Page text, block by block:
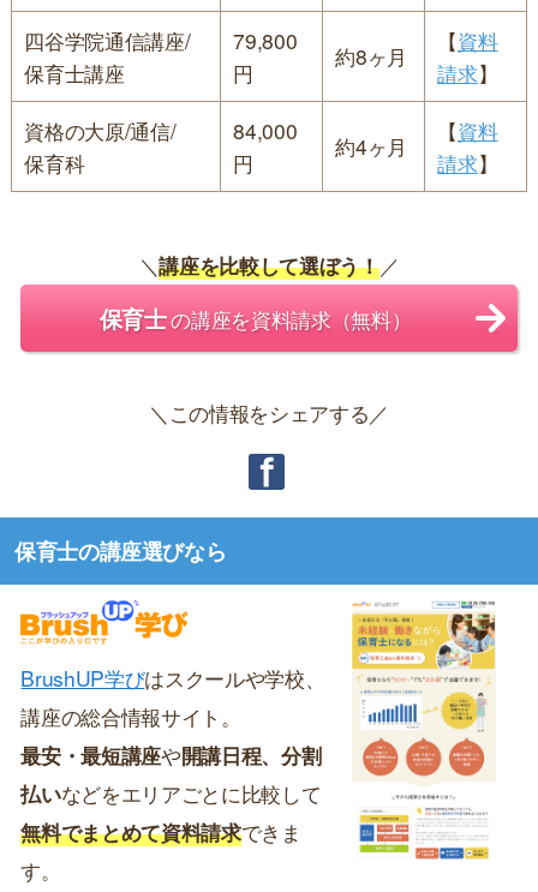
四谷学院通信講座/
保育士講座
79,800
円
約8ヶ月
【資料
請求】
資格の大原/通信/
保育科
84,000
円
約4ヶ月
【資料
請求】
＼講座を比較して選ぼう！／
保育士の講座を資料請求（無料）
＼この情報をシェアする／
保育士の講座選びなら
BrushUP学びはスクールや学校、
講座の総合情報サイト。
最安・最短講座や開講日程、分割
払いなどをエリアごとに比較して
無料でまとめて資料請求できま
す。